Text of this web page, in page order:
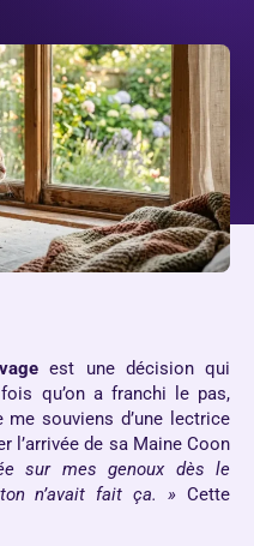
est une décision qui
qu’on a franchi le pas,
souviens d’une lectrice
l’arrivée de sa Maine Coon
sur mes genoux dès le
n’avait fait ça. » Cette